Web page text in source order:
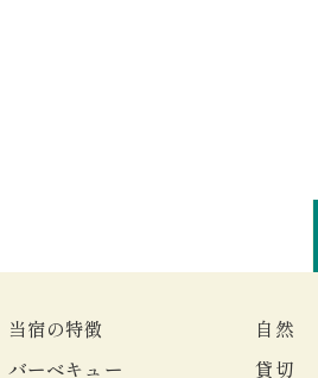
当宿の特徴
バーベキュー
自然
貸切